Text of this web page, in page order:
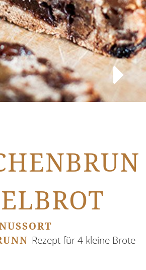
Rezept für 4 kleine Brote